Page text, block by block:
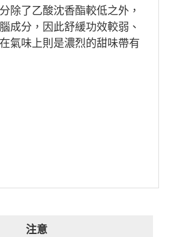
注意
除了乙酸沈香酯較低之外，
成分，因此舒緩功效較弱、
氣味上則是濃烈的甜味帶有